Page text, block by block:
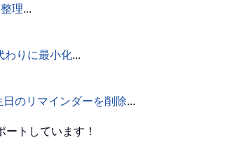
理...
りに最小化...
日のリマインダーを削除...
トしています！